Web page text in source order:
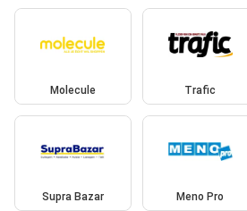
Molecule Trafic
Supra Bazar Meno Pro